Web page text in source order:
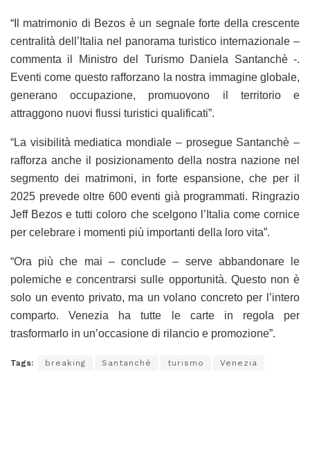
“Il matrimonio di Bezos è un segnale forte della crescente
centralità dell’Italia nel panorama turistico internazionale –
commenta il Ministro del Turismo Daniela Santanchè -.
Eventi come questo rafforzano la nostra immagine globale,
generano occupazione, promuovono il territorio e
attraggono nuovi flussi turistici qualificati”.
“La visibilità mediatica mondiale – prosegue Santanchè –
rafforza anche il posizionamento della nostra nazione nel
segmento dei matrimoni, in forte espansione, che per il
2025 prevede oltre 600 eventi già programmati. Ringrazio
Jeff Bezos e tutti coloro che scelgono l’Italia come cornice
per celebrare i momenti più importanti della loro vita”.
“Ora più che mai – conclude – serve abbandonare le
polemiche e concentrarsi sulle opportunità. Questo non è
solo un evento privato, ma un volano concreto per l’intero
comparto. Venezia ha tutte le carte in regola per
trasformarlo in un’occasione di rilancio e promozione”.
Tags: breaking Santanchè turismo Venezia